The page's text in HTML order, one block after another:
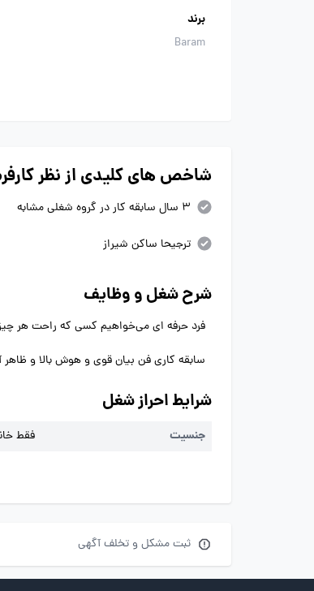
برند
Baram
شاخص های کلیدی از نظر
3 سال سابقه کار در گروه شغلی مشابه
ترجیحا ساکن شیراز
شرح شغل و وظایف
فرد حرفه ای می‌خواهیم کسی که راحت هر
سابقه کاری فن بیان قوی و هوش بالا و
شرایط احراز شغل
جنسیت فقط
ثبت مشکل و تخلف آگهی